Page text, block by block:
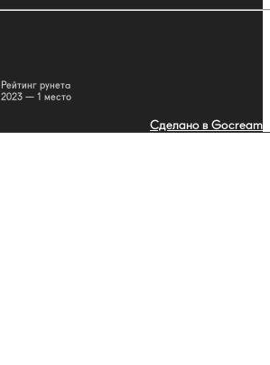
Рейтинг рунета
2023 — 1 место
Сделано в Gocream